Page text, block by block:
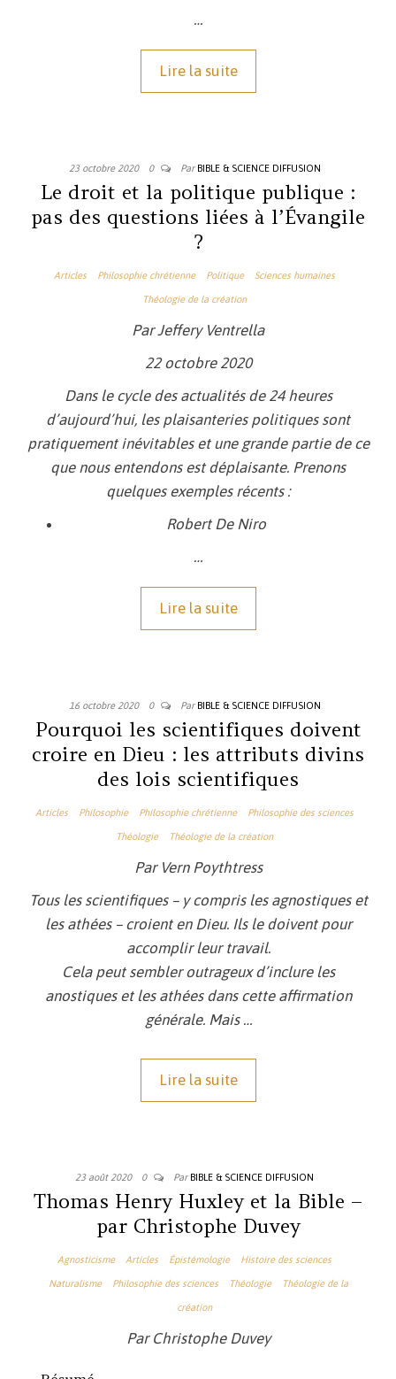
…
Lire la suite
23 octobre 2020 0 Par BIBLE & SCIENCE DIFFUSION
Le droit et la politique publique :
pas des questions liées à l’Évangile
?
Articles Philosophie chrétienne Politique Sciences humaines
Théologie de la création
Par Jeffery Ventrella
22 octobre 2020
Dans le cycle des actualités de 24 heures
d’aujourd’hui, les plaisanteries politiques sont
pratiquement inévitables et une grande partie de ce
que nous entendons est déplaisante. Prenons
quelques exemples récents :
Robert De Niro
…
Lire la suite
16 octobre 2020 0 Par BIBLE & SCIENCE DIFFUSION
Pourquoi les scientifiques doivent
croire en Dieu : les attributs divins
des lois scientifiques
Articles Philosophie Philosophie chrétienne Philosophie des sciences
Théologie Théologie de la création
Par Vern Poythtress
Tous les scientifiques – y compris les agnostiques et
les athées – croient en Dieu. Ils le doivent pour
accomplir leur travail.
Cela peut sembler outrageux d’inclure les
anostiques et les athées dans cette affirmation
générale. Mais …
Lire la suite
23 août 2020 0 Par BIBLE & SCIENCE DIFFUSION
Thomas Henry Huxley et la Bible –
par Christophe Duvey
Agnosticisme Articles Épistémologie Histoire des sciences
Naturalisme Philosophie des sciences Théologie Théologie de la
création
Par Christophe Duvey